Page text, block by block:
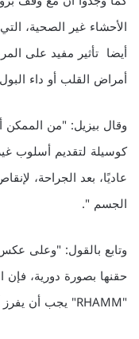
الأحشاء غير الصحية،
أيضا تأثير مفيد على
أمراض القلب أو داء
وقال بيزيل: "من الممكن
كوسيلة لتقديم أسلوب
عاديًا، بعد الجراحة،
الجسم ".
وتابع بالقول: "وعلى
حقنها بصورة دورية، فإن
"RHAMM" يجب أن يفرز آثارًا جيدة للبشرة على المدى البعيد.